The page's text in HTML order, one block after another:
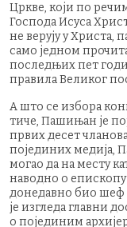
Цркве, који по
Господа Исуса
не верују у Христа,
само једном
последњих пет
правила Великог
А што се избора
тиче, Пашињан је
првих десет
појединих медија,
могао да на месту
наводно о епископу
донедавно био шеф
је изгледа главни
о појединим